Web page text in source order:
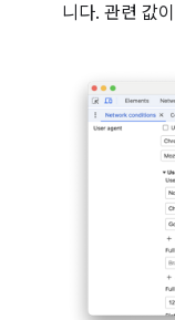
니다. 관련 값